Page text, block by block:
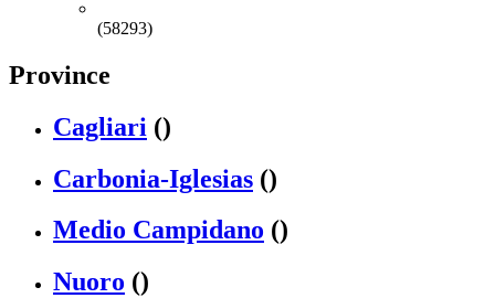
(58293)
Province
Cagliari ()
Carbonia-Iglesias ()
Medio Campidano ()
Nuoro ()